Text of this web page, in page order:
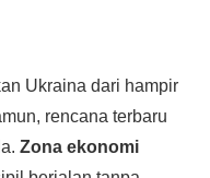
Ukraina dari hampir
rencana terbaru
Zona ekonomi